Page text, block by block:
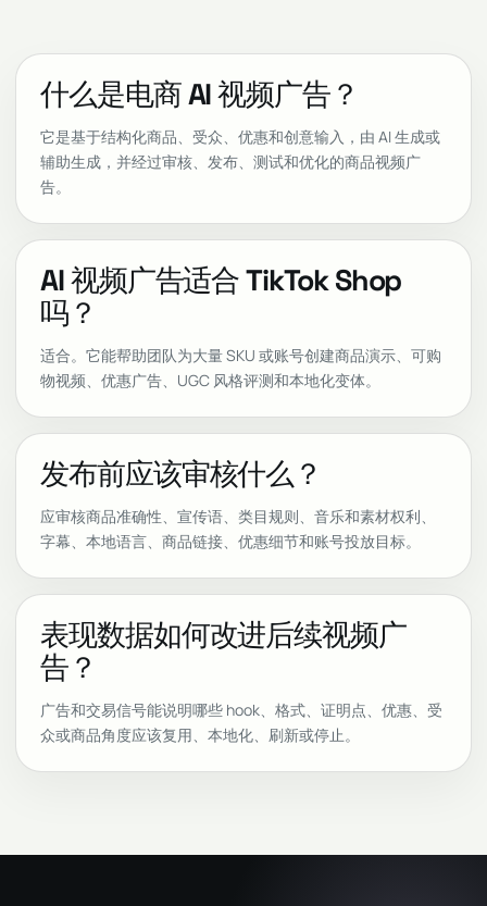
什么是电商 AI 视频广告？
它是基于结构化商品、受众、优惠和创意输入，由 AI 生成或
辅助生成，并经过审核、发布、测试和优化的商品视频广
告。
AI 视频广告适合 TikTok Shop
吗？
适合。它能帮助团队为大量 SKU 或账号创建商品演示、可购
物视频、优惠广告、UGC 风格评测和本地化变体。
发布前应该审核什么？
应审核商品准确性、宣传语、类目规则、音乐和素材权利、
字幕、本地语言、商品链接、优惠细节和账号投放目标。
表现数据如何改进后续视频广
告？
广告和交易信号能说明哪些 hook、格式、证明点、优惠、受
众或商品角度应该复用、本地化、刷新或停止。